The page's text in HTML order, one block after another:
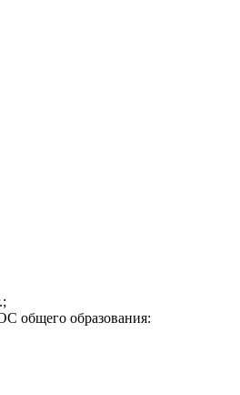
общего образования: